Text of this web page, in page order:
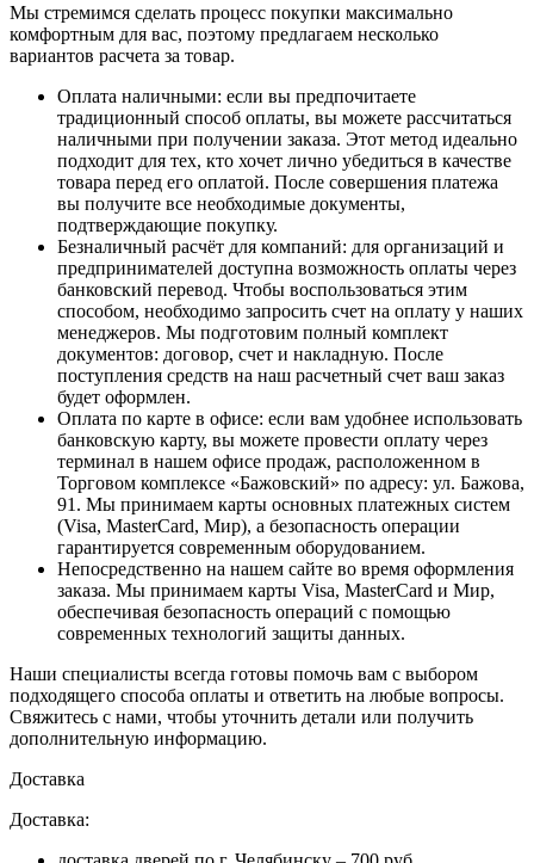
Мы стремимся сделать процесс покупки максимально
комфортным для вас, поэтому предлагаем несколько
вариантов расчета за товар.
Оплата наличными: если вы предпочитаете
традиционный способ оплаты, вы можете рассчитаться
наличными при получении заказа. Этот метод идеально
подходит для тех, кто хочет лично убедиться в качестве
товара перед его оплатой. После совершения платежа
вы получите все необходимые документы,
подтверждающие покупку.
Безналичный расчёт для компаний: для организаций и
предпринимателей доступна возможность оплаты через
банковский перевод. Чтобы воспользоваться этим
способом, необходимо запросить счет на оплату у наших
менеджеров. Мы подготовим полный комплект
документов: договор, счет и накладную. После
поступления средств на наш расчетный счет ваш заказ
будет оформлен.
Оплата по карте в офисе: если вам удобнее использовать
банковскую карту, вы можете провести оплату через
терминал в нашем офисе продаж, расположенном в
Торговом комплексе «Бажовский» по адресу: ул. Бажова,
91. Мы принимаем карты основных платежных систем
(Visa, MasterCard, Мир), а безопасность операции
гарантируется современным оборудованием.
Непосредственно на нашем сайте во время оформления
заказа. Мы принимаем карты Visa, MasterCard и Мир,
обеспечивая безопасность операций с помощью
современных технологий защиты данных.
Наши специалисты всегда готовы помочь вам с выбором
подходящего способа оплаты и ответить на любые вопросы.
Свяжитесь с нами, чтобы уточнить детали или получить
дополнительную информацию.
Доставка
Доставка: